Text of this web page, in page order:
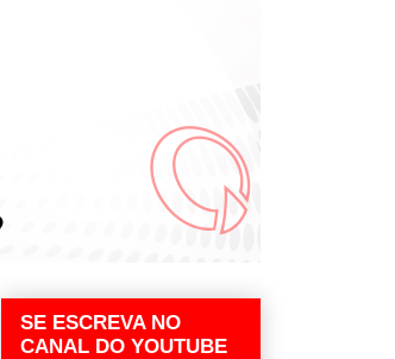
SE ESCREVA NO
CANAL DO YOUTUBE